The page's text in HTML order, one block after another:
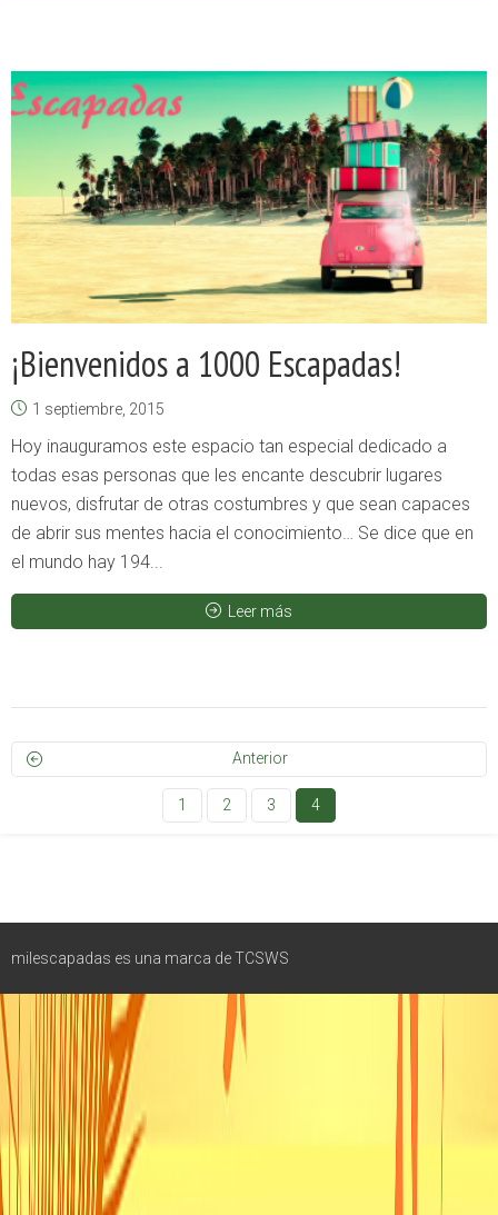
¡Bienvenidos a 1000 Escapadas!
1 septiembre, 2015
Hoy inauguramos este espacio tan especial dedicado a
todas esas personas que les encante descubrir lugares
nuevos, disfrutar de otras costumbres y que sean capaces
de abrir sus mentes hacia el conocimiento… Se dice que en
el mundo hay 194...
Leer más
Anterior
1 2 3 4
milescapadas es una marca de TCSWS